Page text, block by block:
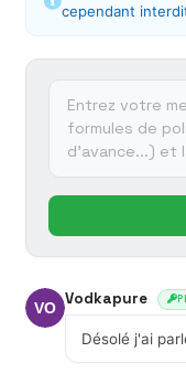
cependant
Vodkapure
Désolé j'ai